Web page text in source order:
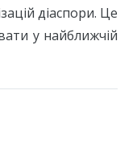
діаспори. Це
у найближчій